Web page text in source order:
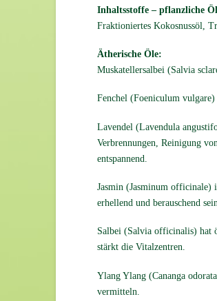
Inhaltsstoffe – pflanzliche
Fraktioniertes Kokosnussöl,
Ätherische Öle:
Muskatellersalbei (Salvia
Fenchel (Foeniculum
Lavendel (Lavendula
Verbrennungen, Reinigung
entspannend.
Jasmin (Jasminum officinale)
erhellend und berauschend
Salbei (Salvia officinalis) hat
stärkt die Vitalzentren.
Ylang Ylang (Cananga
vermitteln.